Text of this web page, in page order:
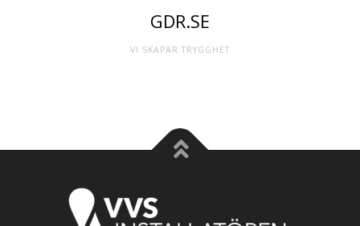
GDR.SE
VI SKAPAR TRYGGHET